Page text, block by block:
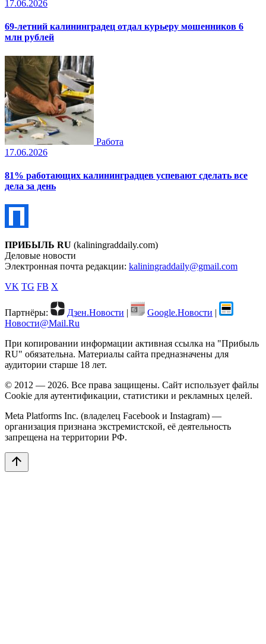
17.06.2026
69-летний калининградец отдал курьеру мошенников 6
млн рублей
Работа
17.06.2026
81% работающих калининградцев успевают сделать все
дела за день
ПРИБЫЛЬ RU (kaliningraddaily.com)
Деловые новости
Электронная почта редакции: kaliningraddaily@gmail.com
VK TG FB X
Партнёры: Дзен.Новости | Google.Новости |
Новости@Mail.Ru
При копировании информации активная ссылка на "Прибыль
RU" обязательна. Материалы сайта предназначены для
аудитории старше 18 лет.
© 2012 — 2026. Все права защищены. Сайт использует файлы
Cookie для аутентификации, статистики и рекламных целей.
Meta Platforms Inc. (владелец Facebook и Instagram) —
организация признана экстремистской, её деятельность
запрещена на территории РФ.
arrow_upward